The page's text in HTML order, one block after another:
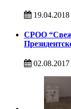
19.04.2018
СРОО
02.08.2017